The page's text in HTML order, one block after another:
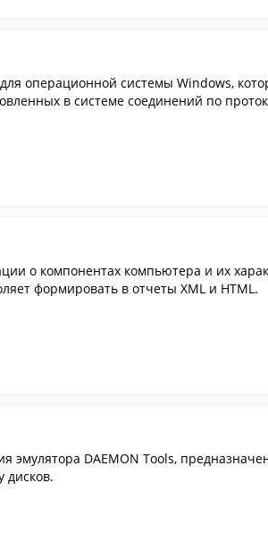
операционной системы Windows,
в системе соединений по
о компонентах компьютера и их
формировать в отчеты XML и HTML.
эмулятора DAEMON Tools,
дисков.